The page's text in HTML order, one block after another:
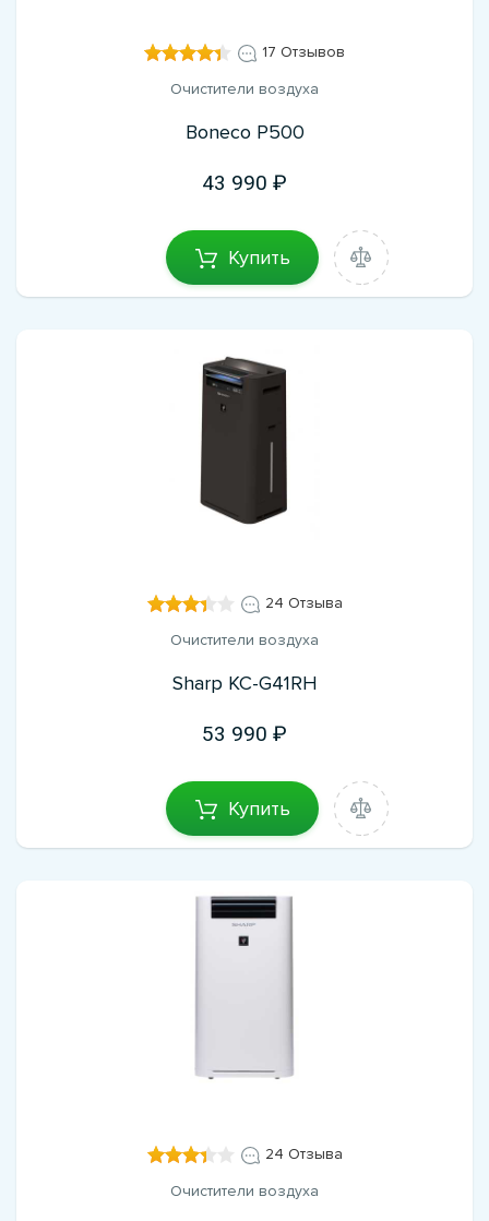
17 Отзывов
Очистители воздуха
Boneco P500
43 990
Купить
24 Отзыва
Очистители воздуха
Sharp KC-G41RH
53 990
Купить
24 Отзыва
Очистители воздуха